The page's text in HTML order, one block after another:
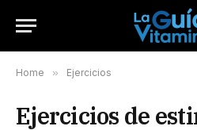
Home » Ejercicios
Ejercicios de